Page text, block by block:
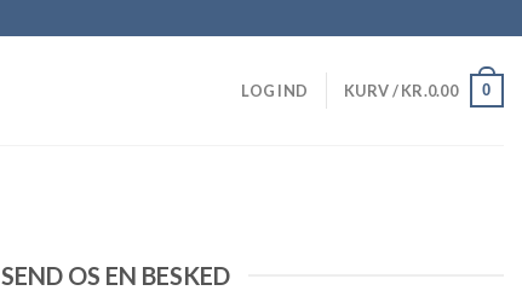
LOG IND KURV /KR.0.00 0
SEND OS EN BESKED